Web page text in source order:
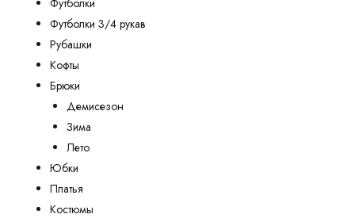
Футболки 3/4 рукав
Рубашки
Кофты
Брюки
Демисезон
Зима
Лето
Юбки
Платья
Костюмы